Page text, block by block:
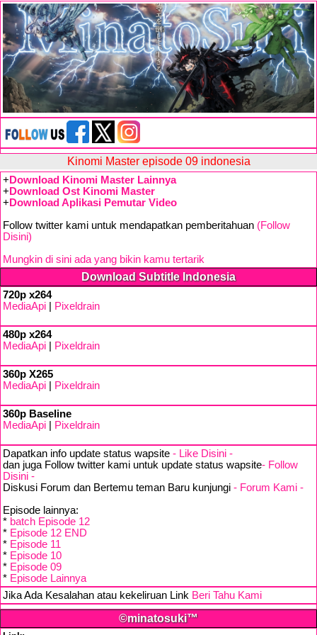
Kinomi Master episode 09 indonesia
+ Download Kinomi Master Lainnya
+ Download Ost Kinomi Master
+ Download Aplikasi Pemutar Video
Follow twitter kami untuk mendapatkan pemberitahuan (Follow
Disini)
Mungkin di sini ada yang bikin kamu tertarik
Download Subtitle Indonesia
720p x264
MediaApi
Pixeldrain
480p x264
MediaApi
Pixeldrain
360p X265
MediaApi
Pixeldrain
360p Baseline
MediaApi
Pixeldrain
Dapatkan info update status wapsite - Like Disini -
dan juga Follow twitter kami untuk update status wapsite- Follow
Disini -
Diskusi Forum dan Bertemu teman Baru kunjungi - Forum Kami -
Episode lainnya:
* batch Episode 12
* Episode 12 END
* Episode 11
* Episode 10
* Episode 09
* Episode Lainnya
Jika Ada Kesalahan atau kekeliruan Link Beri Tahu Kami
©minatosuki™